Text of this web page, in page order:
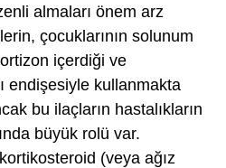
almaları önem arz
çocuklarının solunum
içerdiği ve
endişesiyle kullanmakta
bu ilaçların hastalıkların
büyük rolü var.
(veya ağız